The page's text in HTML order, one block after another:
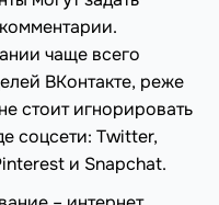
чаще всего
ВКонтакте, реже
стоит игнорировать
соцсети: Twitter,
и Snapchat.